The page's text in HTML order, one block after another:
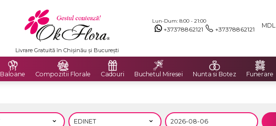
Lun-Dum: 8:00 - 21:00
+37378862121 +37378862121 MDL
Livrare Gratuită în Chișinău și București
Baloane Compozitii Florale Cadouri Buchetul Miresei Nunta si Botez Funerare